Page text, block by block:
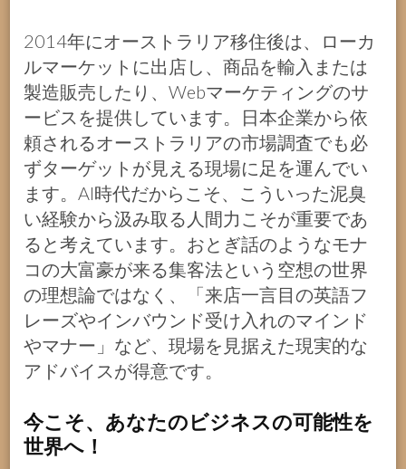
2014年にオーストラリア移住後は、ローカ
ルマーケットに出店し、商品を輸入または
製造販売したり、Webマーケティングのサ
ービスを提供しています。日本企業から依
頼されるオーストラリアの市場調査でも必
ずターゲットが見える現場に足を運んでい
ます。AI時代だからこそ、こういった泥臭
い経験から汲み取る人間力こそが重要であ
ると考えています。おとぎ話のようなモナ
コの大富豪が来る集客法という空想の世界
の理想論ではなく、「来店一言目の英語フ
レーズやインバウンド受け入れのマインド
やマナー」など、現場を見据えた現実的な
アドバイスが得意です。
今こそ、あなたのビジネスの可能性を
世界へ！